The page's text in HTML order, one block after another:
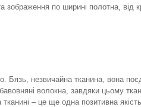
по ширині полотна, від
незвичайна тканина, вона
волокна, завдяки цьому
– це ще одна позитивна